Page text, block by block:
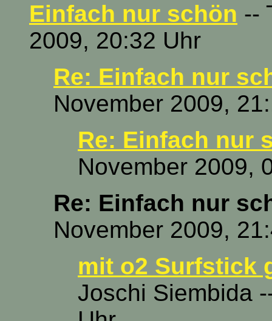
Einfach nur schön --
2009, 20:32 Uhr
Re: Einfach nur
November 2009,
Re: Einfach nur
November 2009,
Re: Einfach nur
November 2009,
mit o2 Surfstick
Joschi Siembida